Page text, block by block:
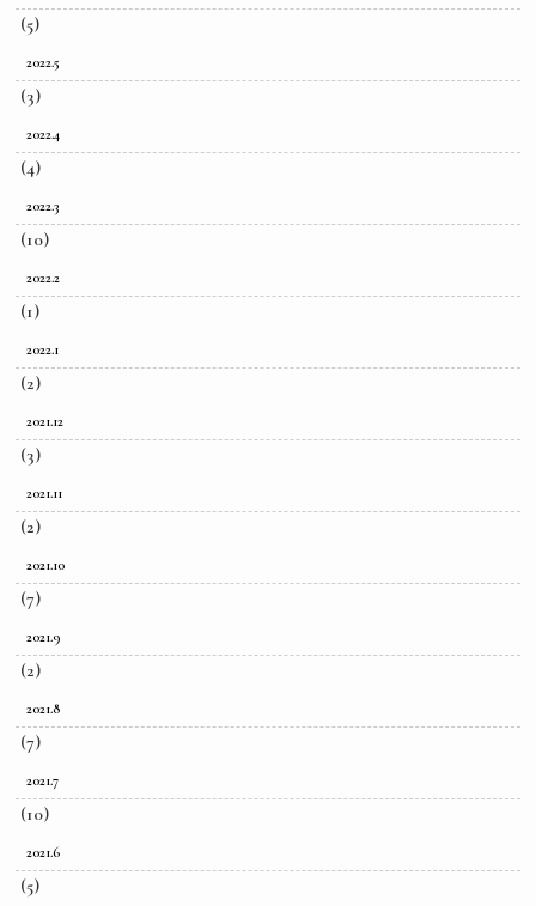
(5)
2022.5
(3)
2022.4
(4)
2022.3
(10)
2022.2
(1)
2022.1
(2)
2021.12
(3)
2021.11
(2)
2021.10
(7)
2021.9
(2)
2021.8
(7)
2021.7
(10)
2021.6
(5)